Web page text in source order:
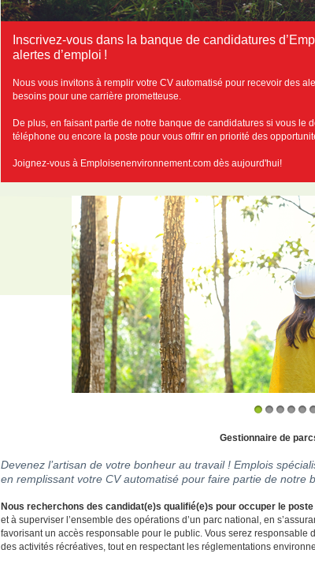
Inscrivez-vous dans la banque de candidatures
alertes d’emploi !
Nous vous invitons à remplir votre CV automatisé pour recevoir des
besoins pour une carrière prometteuse.
De plus, en faisant partie de notre banque de candidatures si vous le
téléphone ou encore la poste pour vous offrir en priorité des
Joignez-vous à Emploisenenvironnement.com dès aujourd'hui!
Gestionnaire de
Devenez l’artisan de votre bonheur au travail ! Emplois
en remplissant votre CV automatisé pour faire partie de notre
Nous recherchons des candidat(e)s qualifié(e)s pour occuper le
et à superviser l’ensemble des opérations d’un parc national, en
favorisant un accès responsable pour le public. Vous serez
des activités récréatives, tout en respectant les réglementations